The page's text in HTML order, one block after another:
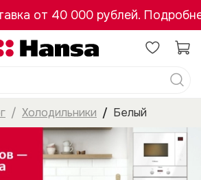
от 40 000 рублей.
Холодильники Белый